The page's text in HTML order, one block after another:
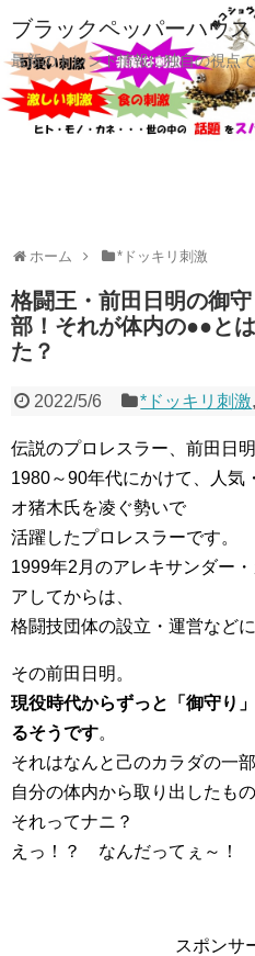
ブラックペッパーハウス
最新のトレンド情報に独自の視点
ホーム *ドッキリ刺激
格闘王・前田日明の御
部！それが体内の●●と
た？
2022/5/6 *ドッキリ刺激,
伝説のプロレスラー、前田日明
1980～90年代にかけて、人気
オ猪木氏を凌ぐ勢いで
活躍したプロレスラーです。
1999年2月のアレキサンダー
アしてからは、
格闘技団体の設立・運営など
その前田日明。
現役時代からずっと「御守り
るそうです。
それはなんと己のカラダの一部
自分の体内から取り出したもの
それってナニ？
えっ！？ なんだってぇ～！
スポンサ